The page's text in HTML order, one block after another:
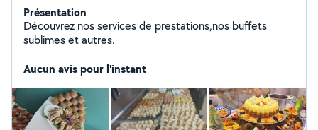
Présentation
Découvrez nos services de prestations,nos buffets
sublimes et autres.
Aucun avis pour l'instant